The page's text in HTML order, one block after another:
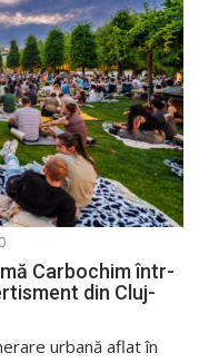
0
Carbochim într-
din Cluj-
urbană aflat în